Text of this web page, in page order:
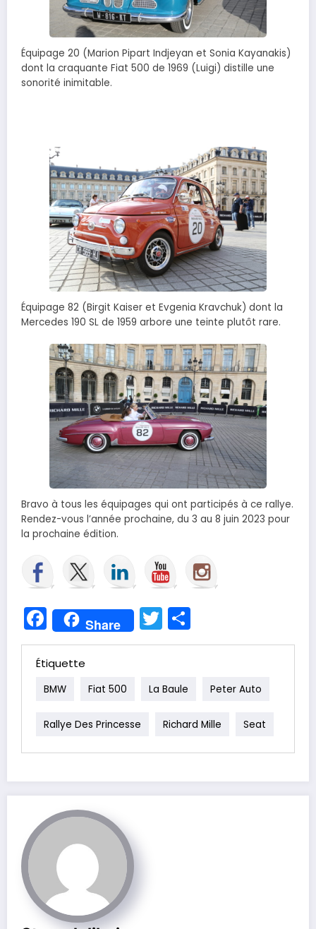
Équipage 20 (Marion Pipart Indjeyan et Sonia Kayanakis)
dont la craquante Fiat 500 de 1969 (Luigi) distille une
sonorité inimitable.
Équipage 82 (Birgit Kaiser et Evgenia Kravchuk) dont la
Mercedes 190 SL de 1959 arbore une teinte plutôt rare.
Bravo à tous les équipages qui ont participés à ce rallye.
Rendez-vous l’année prochaine, du 3 au 8 juin 2023 pour
la prochaine édition.
Facebook
Share Twitter
Étiquette
BMW Fiat 500 La Baule Peter Auto
Rallye Des Princesse Richard Mille Seat